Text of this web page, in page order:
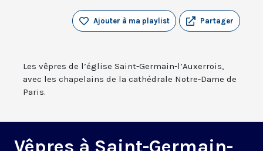
Partager
Ajouter à ma playlist
Les vêpres de l’église Saint-Germain-l’Auxerrois,
avec les chapelains de la cathédrale Notre-Dame de
Paris.
Vêpres à Saint-Germain-